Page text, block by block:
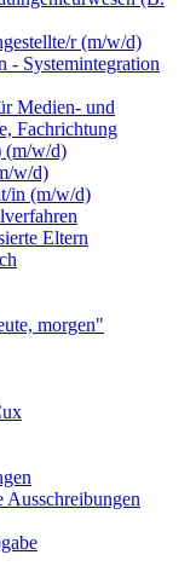
r (m/w/d)
- Systemintegration
Medien- und
Fachrichtung
(m/w/d)
w/d)
in (m/w/d)
Eltern
morgen"
Ausschreibungen